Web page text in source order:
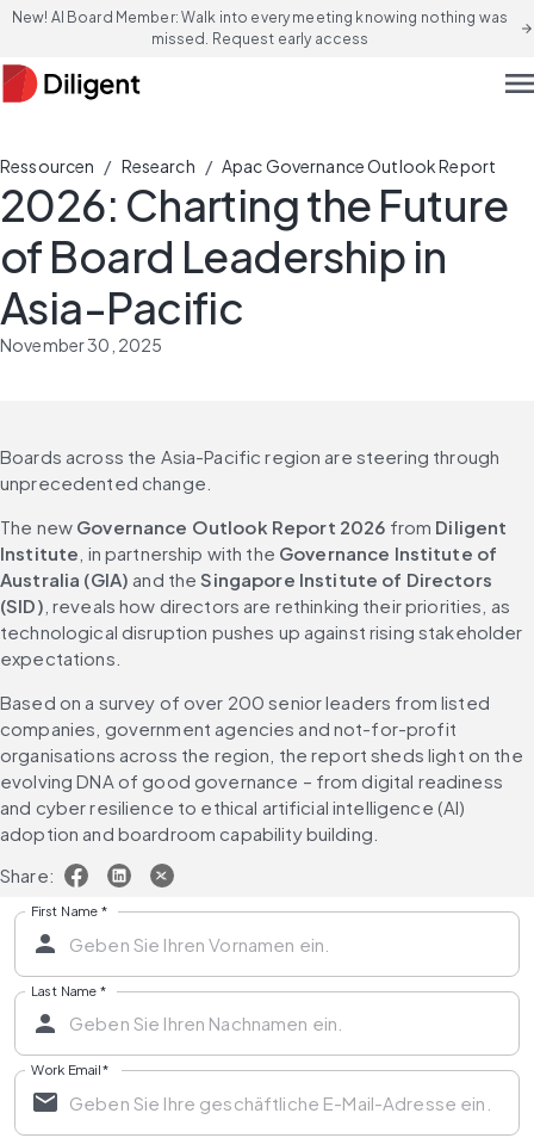
New! AI Board Member: Walk into every meeting knowing nothing was
missed. Request early access
arrow_forward
Ressourcen / Research / Apac Governance Outlook Report
2026: Charting the Future
of Board Leadership in
Asia-Pacific
November 30, 2025
Boards across the Asia-Pacific region are steering through
unprecedented change.
The new Governance Outlook Report 2026 from Diligent
Institute , in partnership with the Governance Institute of
Australia (GIA) and the Singapore Institute of Directors
(SID) , reveals how directors are rethinking their priorities, as
technological disruption pushes up against rising stakeholder
expectations.
Based on a survey of over 200 senior leaders from listed
companies, government agencies and not-for-profit
organisations across the region, the report sheds light on the
evolving DNA of good governance – from digital readiness
and cyber resilience to ethical artificial intelligence (AI)
adoption and boardroom capability building.
Share:
First Name *
Last Name *
Work Email*